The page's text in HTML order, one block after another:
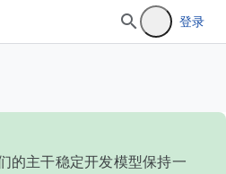
登录
的主干稳定开发模型保持一